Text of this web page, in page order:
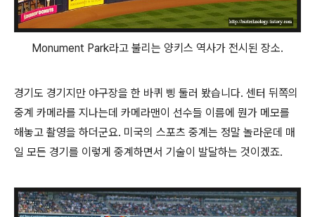
Monument Park라고 불리는 양키스 역사가 전시된 장소.
경기도 경기지만 야구장을 한 바퀴 삥 둘러 봤습니다. 센터 뒤쪽의
중계 카메라를 지나는데 카메라맨이 선수들 이름에 뭔가 메모를
해놓고 촬영을 하더군요. 미국의 스포츠 중계는 정말 놀라운데 매
일 모든 경기를 이렇게 중계하면서 기술이 발달하는 것이겠죠.